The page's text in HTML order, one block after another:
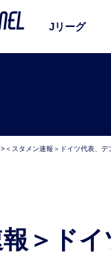
Jリーグ
>＜スタメン速報＞ドイツ代表、